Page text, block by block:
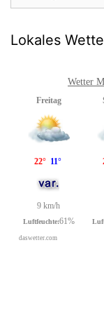
Lokales
Wetter